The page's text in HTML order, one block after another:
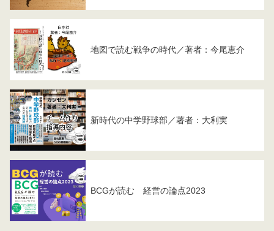
地図で読む戦争の時代／著者：今尾恵介
新時代の中学野球部／著者：大利実
BCGが読む 経営の論点2023